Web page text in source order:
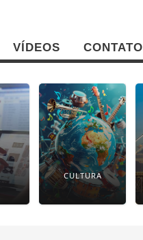
VÍDEOS CONTATO
CULTURA